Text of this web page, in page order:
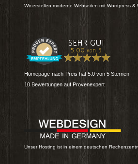
Wir erstellen moderne Webseiten mit Wordpress &
Homepage-nach-Preis hat 5.0 von 5 Sternen
10 Bewertungen auf Provenexpert
Unser Hosting ist in einem deutschen